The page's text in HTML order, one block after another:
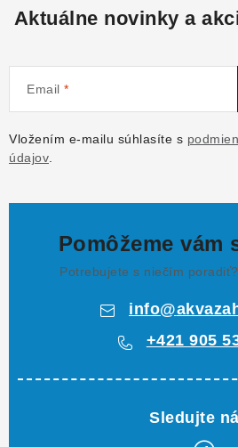
Aktuálne novinky a
Email
Vložením e-mailu súhlasíte s
údajov
Pomôžeme vám
Potrebujete s niečím
info@
+421 905